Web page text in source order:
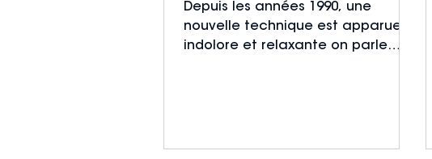
Depuis les années 1990, une
nouvelle technique est apparue,
indolore et relaxante on parle